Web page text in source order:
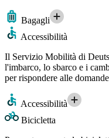
Bagagli
Accessibilità
Il Servizio Mobilità di
l'imbarco, lo sbarco e i
per rispondere alle
Accessibilità
Bicicletta